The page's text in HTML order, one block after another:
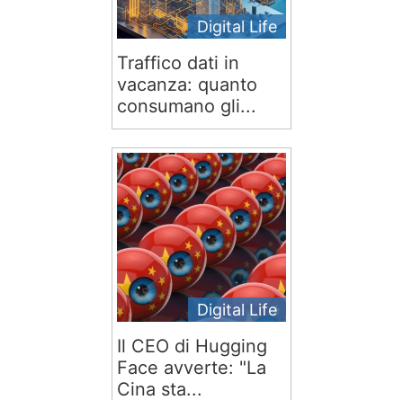
Digital Life
Traffico dati in
vacanza: quanto
consumano gli...
Digital Life
Il CEO di Hugging
Face avverte: "La
Cina sta...